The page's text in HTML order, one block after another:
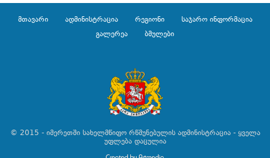
მთავარი ადმინისტრაცია რეგიონი
საჯარო ინფორმაცია
გალერეა
ბმულები
© 2015 - იმერეთში სახელმწიფო რწმუნებულის ადმინისტრაცია - ყველა
უფლება დაცულია